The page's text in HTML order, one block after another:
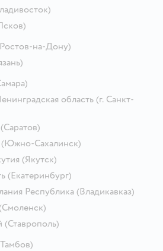
на-Дону)
область (г. Санкт-
(Саратов)
(Южно-Сахалинск)
(Якутск)
(Екатеринбург)
Республика (Владикавказ)
(Ставрополь)